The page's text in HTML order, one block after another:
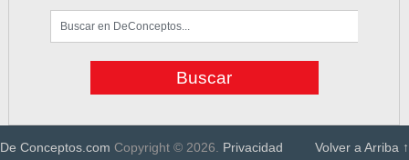
De Conceptos.com Copyright © 2026. Privacidad Volver a Arriba ↑